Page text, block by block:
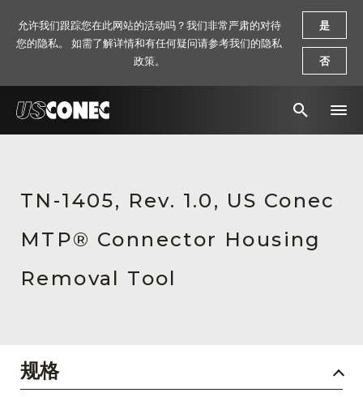
English Website
TN-1405, Rev. 1.0, US Conec
MTP® Connector Housing
Removal Tool
规格
允许我们跟踪您在此网站的活动吗？我们非常严肃的对待
您的隐私。 如需了解详情和有任何疑问请参考我们的隐私
政策。
是
否